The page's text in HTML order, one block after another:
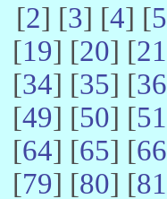
[2] [3] [4] [5
[19] [20] [21
[34] [35] [36
[49] [50] [51
[64] [65] [66
[79] [80] [81